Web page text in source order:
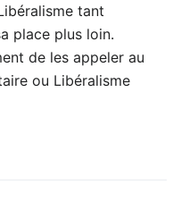
tant
place plus loin.
de les appeler au
ou Libéralisme